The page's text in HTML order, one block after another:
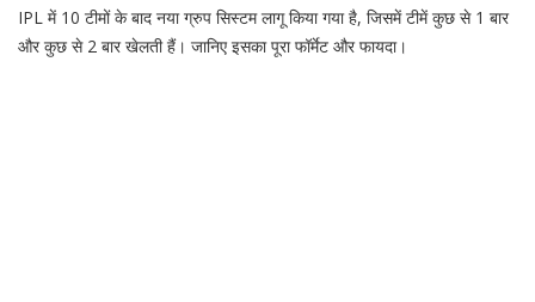
IPL में 10 टीमों के बाद नया ग्रुप सिस्टम लागू किया गया है, जिसमें टीमें कुछ से 1 बार
और कुछ से 2 बार खेलती हैं। जानिए इसका पूरा फॉर्मेट और फायदा।